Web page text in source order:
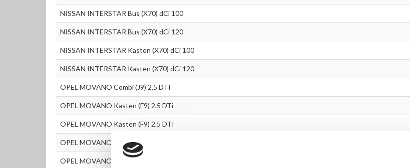
NISSAN INTERSTAR Bus (X70) dCi 100
NISSAN INTERSTAR Bus (X70) dCi 120
NISSAN INTERSTAR Kasten (X70) dCi 100
NISSAN INTERSTAR Kasten (X70) dCi 120
OPEL MOVANO Combi (J9) 2.5 DTI
OPEL MOVANO Kasten (F9) 2.5 DTi
OPEL MOVANO Kasten (F9) 2.5 DTI
OPEL MOVANO Pritsche/Fahrgestell (U9, E9) 2.5 DTI
OPEL MOVANO Kipper (H9) 2.5 DTI